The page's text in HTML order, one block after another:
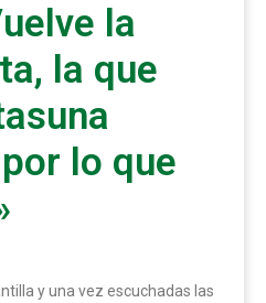
la
la que
lo que
y una vez escuchadas las